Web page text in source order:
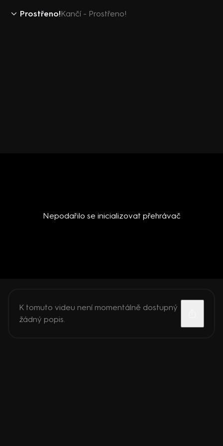
Prostřeno!Kančí - Prostřeno!
Nepodařilo se inicializovat přehrávač
K tomuto videu není momentálně dostupný
žádný popis.